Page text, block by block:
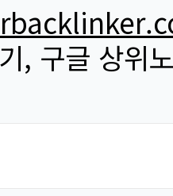
, 구글 상위